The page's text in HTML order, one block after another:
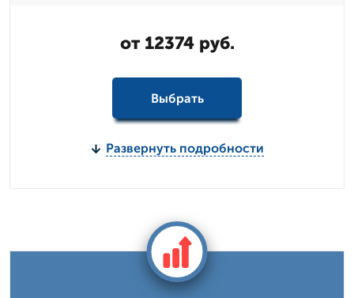
от 12374 руб.
Выбрать
Развернуть подробности